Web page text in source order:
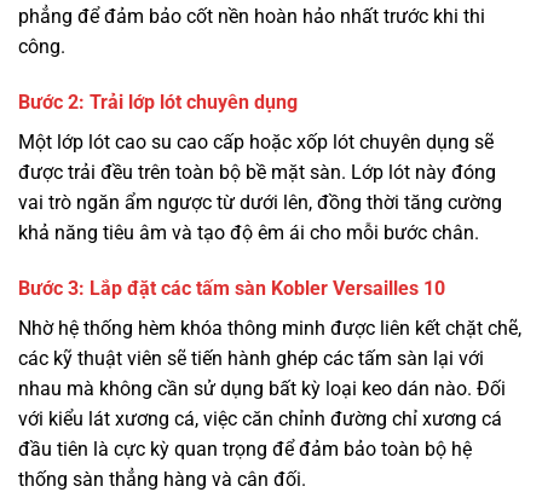
phẳng để đảm bảo cốt nền hoàn hảo nhất trước khi thi
công.
Bước 2: Trải lớp lót chuyên dụng
Một lớp lót cao su cao cấp hoặc xốp lót chuyên dụng sẽ
được trải đều trên toàn bộ bề mặt sàn. Lớp lót này đóng
vai trò ngăn ẩm ngược từ dưới lên, đồng thời tăng cường
khả năng tiêu âm và tạo độ êm ái cho mỗi bước chân.
Bước 3: Lắp đặt các tấm sàn Kobler Versailles 10
Nhờ hệ thống hèm khóa thông minh được liên kết chặt chẽ,
các kỹ thuật viên sẽ tiến hành ghép các tấm sàn lại với
nhau mà không cần sử dụng bất kỳ loại keo dán nào. Đối
với kiểu lát xương cá, việc căn chỉnh đường chỉ xương cá
đầu tiên là cực kỳ quan trọng để đảm bảo toàn bộ hệ
thống sàn thẳng hàng và cân đối.